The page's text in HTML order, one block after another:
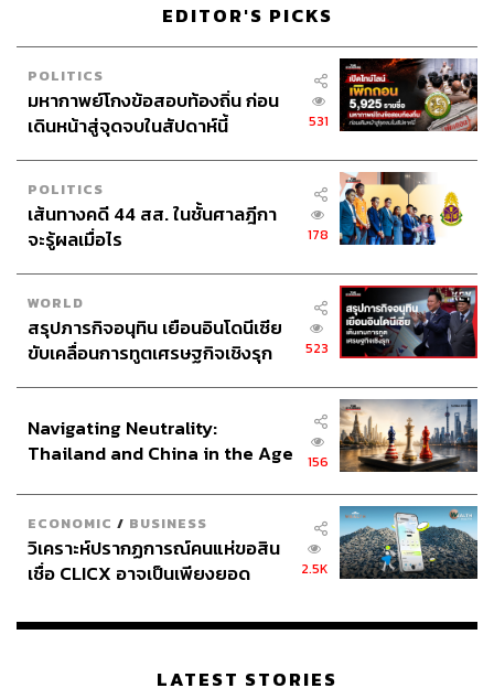
EDITOR'S PICKS
POLITICS
มหากาพย์โกงข้อสอบท้องถิ่น ก่อน
เดินหน้าสู่จุดจบในสัปดาห์นี้
531
POLITICS
เส้นทางคดี 44 สส. ในชั้นศาลฎีกา
จะรู้ผลเมื่อไร
178
WORLD
สรุปภารกิจอนุทิน เยือนอินโดนีเซีย
ขับเคลื่อนการทูตเศรษฐกิจเชิงรุก
523
Navigating Neutrality:
Thailand and China in the Age
156
ECONOMIC / BUSINESS
วิเคราะห์ปรากฏการณ์คนแห่ขอสิน
เชื่อ CLICX อาจเป็นเพียงยอด
เรือนไทยที่ถูกซุกไว้
2.5K
LATEST STORIES